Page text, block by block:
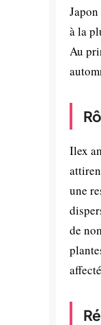
à la
Au
Ilex
une
de